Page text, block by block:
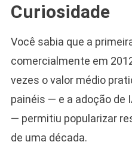
Curiosidade
Você sabia que a
comercialmente em
vezes o valor médio
painéis — e a adoção de
— permitiu popularizar
de uma década.